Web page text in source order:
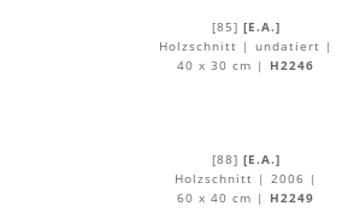
[85] [E.A.]
Holzschnitt | undatiert |
40 x 30 cm |
H2246
[88] [E.A.]
Holzschnitt | 2006 |
60 x 40 cm |
H2249